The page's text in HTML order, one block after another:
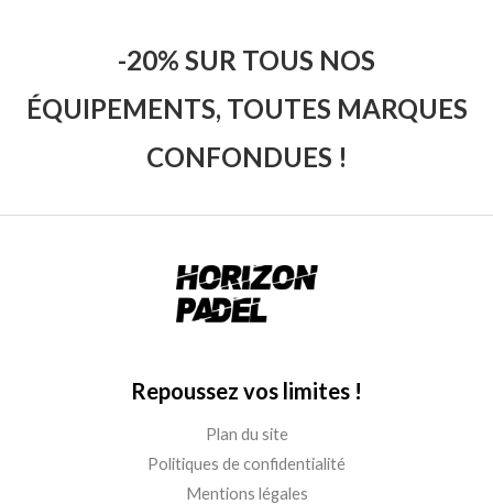
-20% SUR TOUS NOS
ÉQUIPEMENTS, TOUTES MARQUES
CONFONDUES !
Repoussez vos limites !
Plan du site
Politiques de confidentialité
Mentions légales